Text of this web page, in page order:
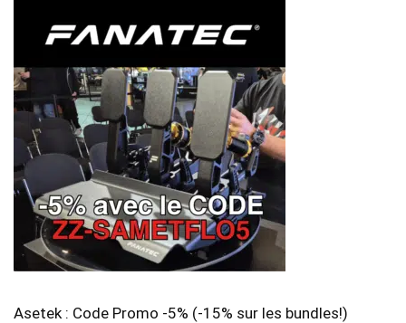
Asetek : Code Promo -5% (-15% sur les bundles!)